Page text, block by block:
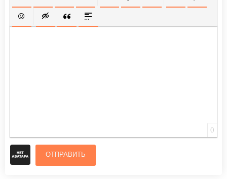
ПОЛУЖИРНЫЙ
КУРСИВПОДЧЕРКНУТЫЙ
ЗАЧЕРКНУТЫЙВЫРАВНИВАНИЕ
НУМЕРОВАННЫЙ СПИСОК
МАРКИРОВАННЫЙ
ВСТАВИТЬ
ВСТАВИТЬ СМАЙЛИК
ВСТАВКА СКРЫТОГО ТЕКСТА
ВСТАВКА ЦИТАТЫ
ВСТАВКА СПОЙЛЕРА
0
ОТПРАВИТЬ